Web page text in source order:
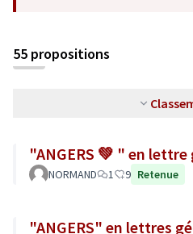
55 propositions
"ANGERS 💚 " en
NORMAND 1 9 Retenue
"ANGERS" en lettres